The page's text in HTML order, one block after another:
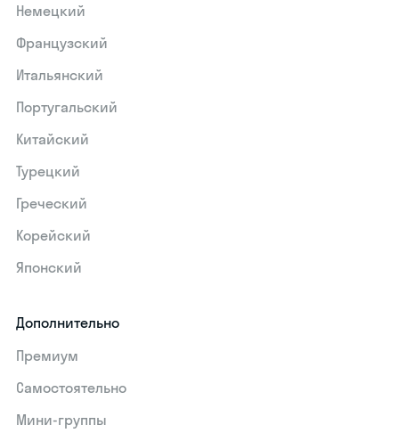
Немецкий
Французский
Итальянский
Португальский
Китайский
Турецкий
Греческий
Корейский
Японский
Дополнительно
Премиум
Самостоятельно
Мини-группы